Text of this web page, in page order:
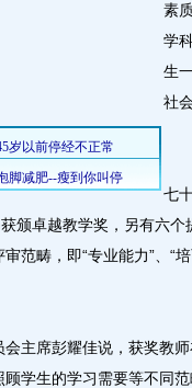
素
学
生
社
七
颁卓越教学奖，另有六
范畴，即“专业能力”、“
席彭耀佳说，获奖教师
学生的学习需要等不同